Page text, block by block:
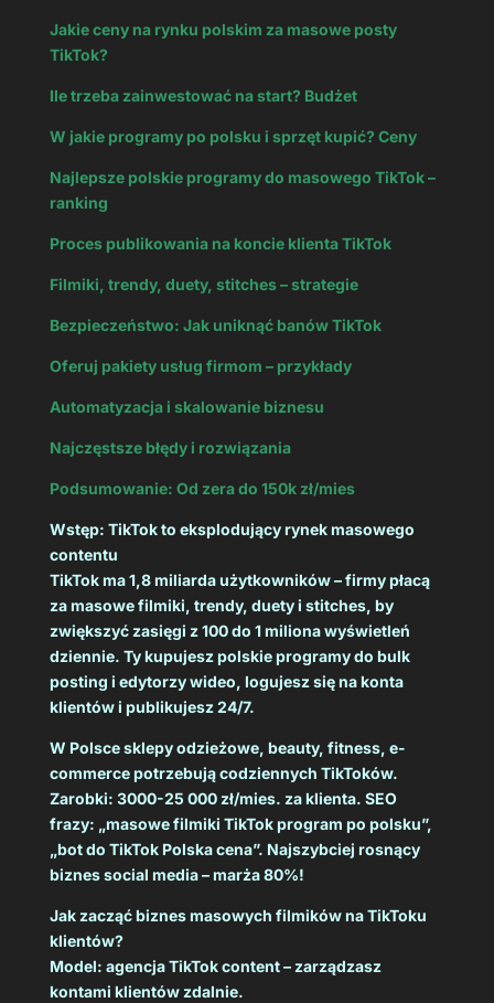
Jakie ceny na rynku polskim za masowe posty
TikTok?
Ile trzeba zainwestować na start? Budżet
W jakie programy po polsku i sprzęt kupić? Ceny
Najlepsze polskie programy do masowego TikTok –
ranking
Proces publikowania na koncie klienta TikTok
Filmiki, trendy, duety, stitches – strategie
Bezpieczeństwo: Jak uniknąć banów TikTok
Oferuj pakiety usług firmom – przykłady
Automatyzacja i skalowanie biznesu
Najczęstsze błędy i rozwiązania
Podsumowanie: Od zera do 150k zł/mies
Wstęp: TikTok to eksplodujący rynek masowego
contentu
TikTok ma 1,8 miliarda użytkowników – firmy płacą
za masowe filmiki, trendy, duety i stitches, by
zwiększyć zasięgi z 100 do 1 miliona wyświetleń
dziennie. Ty kupujesz polskie programy do bulk
posting i edytorzy wideo, logujesz się na konta
klientów i publikujesz 24/7.
W Polsce sklepy odzieżowe, beauty, fitness, e-
commerce potrzebują codziennych TikToków.
Zarobki: 3000-25 000 zł/mies. za klienta. SEO
frazy: „masowe filmiki TikTok program po polsku”,
„bot do TikTok Polska cena”. Najszybciej rosnący
biznes social media – marża 80%!
Jak zacząć biznes masowych filmików na TikToku
klientów?
Model: agencja TikTok content – zarządzasz
kontami klientów zdalnie.